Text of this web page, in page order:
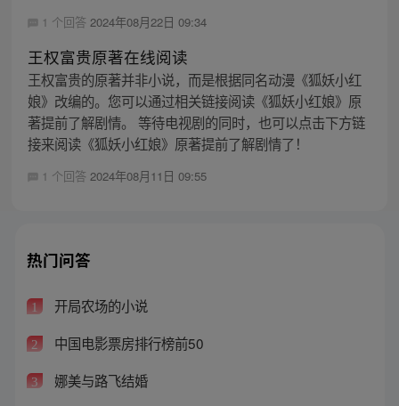
1 个回答 2024年08月22日 09:34
王权富贵原著在线阅读
王权富贵的原著并非小说，而是根据同名动漫《狐妖小红
娘》改编的。您可以通过相关链接阅读《狐妖小红娘》原
著提前了解剧情。 等待电视剧的同时，也可以点击下方链
接来阅读《狐妖小红娘》原著提前了解剧情了！
1 个回答 2024年08月11日 09:55
热门问答
1 开局农场的小说
2 中国电影票房排行榜前50
3 娜美与路飞结婚